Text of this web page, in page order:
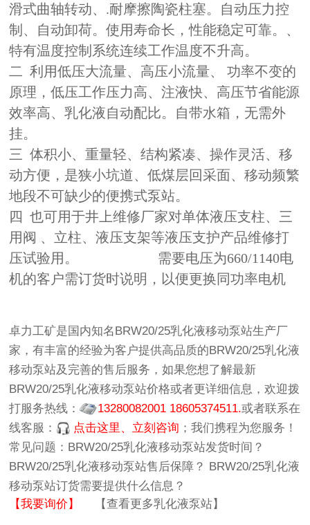
滑式曲轴转动、.耐摩擦陶瓷柱塞。自动压力控
制、自动卸荷。使用寿命长，性能稳定可靠。、
特有温度控制系统连续工作温度不升高。
二 利用低压大流量、高压小流量、 功率不变的
原理，低压工作压力高、注液快、高压节省能源
效率高、乳化液自动配比。自带水箱，无需外
挂。
三 体积小、重量轻、结构紧凑、操作灵活、移
动方便，是狭小坑道、低煤层回采面、移动频繁
地段不可缺少的便携式泵站。
四 也可用于井上维修厂家对单体液压支柱、三
用阀 、立柱、液压支架等液压支护产品维修打
压试验用。 需要电压为660/1140电
机的客户需订货时说明，以便更换同功率电机
卓力工矿是国内知名BRW20/25乳化液移动泵站生产厂
家 ，有丰富的经验为客户提供高品质的BRW20/25乳化液
移动泵站及完善的售后服务，如果您想了解最新
BRW20/25乳化液移动泵站价格或者更详细信息，欢迎拨
打服务热线：
13280082001 18605374511.或者联系在
线客服：
点击这里、立刻咨询 ；我们携程为您服务！
常见问题： BRW20/25乳化液移动泵站发货时间？
BRW20/25乳化液移动泵站售后保障？ BRW20/25乳化液
移动泵站订货需要提供什么信息？
【我要询价】
【查看更多乳化液泵站】